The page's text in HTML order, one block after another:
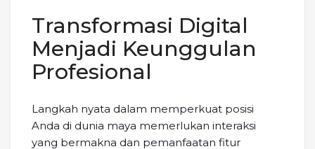
Transformasi Digital
Menjadi Keunggulan
Profesional
Langkah nyata dalam memperkuat posisi
Anda di dunia maya memerlukan interaksi
yang bermakna dan pemanfaatan fitur